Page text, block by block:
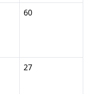
60
27